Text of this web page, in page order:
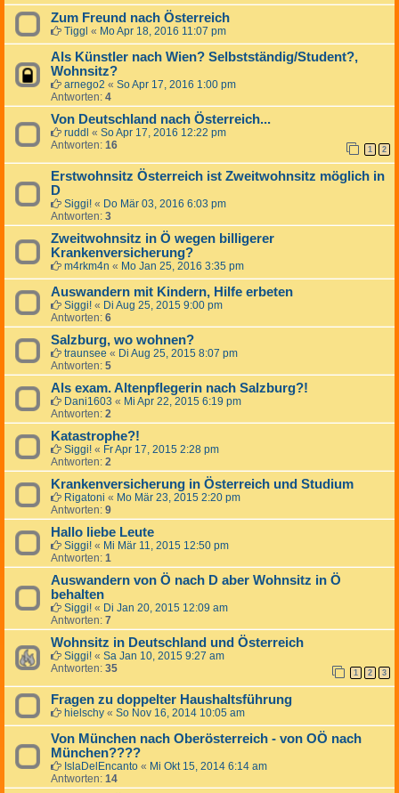
Zum Freund nach Österreich
Tiggl « Mo Apr 18, 2016 11:07 pm
Als Künstler nach Wien? Selbstständig/Student?,
Wohnsitz?
arnego2 « So Apr 17, 2016 1:00 pm
Antworten: 4
Von Deutschland nach Österreich...
ruddl « So Apr 17, 2016 12:22 pm
Antworten: 16 1 2
Erstwohnsitz Österreich ist Zweitwohnsitz möglich in
D
Siggi! « Do Mär 03, 2016 6:03 pm
Antworten: 3
Zweitwohnsitz in Ö wegen billigerer
Krankenversicherung?
m4rkm4n « Mo Jan 25, 2016 3:35 pm
Auswandern mit Kindern, Hilfe erbeten
Siggi! « Di Aug 25, 2015 9:00 pm
Antworten: 6
Salzburg, wo wohnen?
traunsee « Di Aug 25, 2015 8:07 pm
Antworten: 5
Als exam. Altenpflegerin nach Salzburg?!
Dani1603 « Mi Apr 22, 2015 6:19 pm
Antworten: 2
Katastrophe?!
Siggi! « Fr Apr 17, 2015 2:28 pm
Antworten: 2
Krankenversicherung in Österreich und Studium
Rigatoni « Mo Mär 23, 2015 2:20 pm
Antworten: 9
Hallo liebe Leute
Siggi! « Mi Mär 11, 2015 12:50 pm
Antworten: 1
Auswandern von Ö nach D aber Wohnsitz in Ö
behalten
Siggi! « Di Jan 20, 2015 12:09 am
Antworten: 7
Wohnsitz in Deutschland und Österreich
Siggi! « Sa Jan 10, 2015 9:27 am
Antworten: 35 1 2 3
Fragen zu doppelter Haushaltsführung
hielschy « So Nov 16, 2014 10:05 am
Von München nach Oberösterreich - von OÖ nach
München????
IslaDelEncanto « Mi Okt 15, 2014 6:14 am
Antworten: 14